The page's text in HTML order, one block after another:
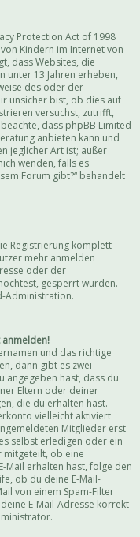
Protection Act of 1998
Kindern im Internet von
dass Websites, die
unter 13 Jahren erheben,
des oder der
unsicher bist, ob dies auf
versuchst, zutrifft,
dass phpBB Limited
anbieten kann und
jeglicher Art ist; außer
wenden, falls es
Forum gibt?“ behandelt
Registrierung komplett
mehr anmelden
oder der
gesperrt wurden.
Administration.
und das richtige
dann gibt es zwei
angegeben hast, dass du
Eltern oder deiner
die du erhalten hast.
vielleicht aktiviert
Mitglieder erst
selbst erledigen oder ein
ob eine
Mail erhalten hast, folge den
ob du deine E-Mail-
von einem Spam-Filter
E-Mail-Adresse korrekt